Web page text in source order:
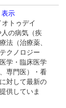
示
トゥデイ
人の病気（疾
法（治療薬、
クノロジー
学・臨床医学
専門医）・看
対して最新の
供していま